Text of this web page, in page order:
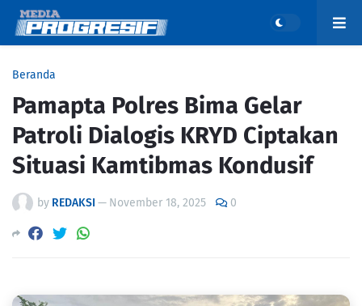
Beranda
Pamapta Polres Bima Gelar
Patroli Dialogis KRYD Ciptakan
Situasi Kamtibmas Kondusif
by REDAKSI — November 18, 2025 0